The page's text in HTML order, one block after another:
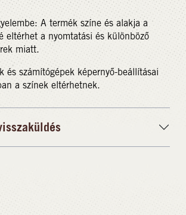
A termék színe és alakja a
eltérhet a nyomtatási és különböző
miatt.
és számítógépek képernyő-beállításai
a színek eltérhetnek.